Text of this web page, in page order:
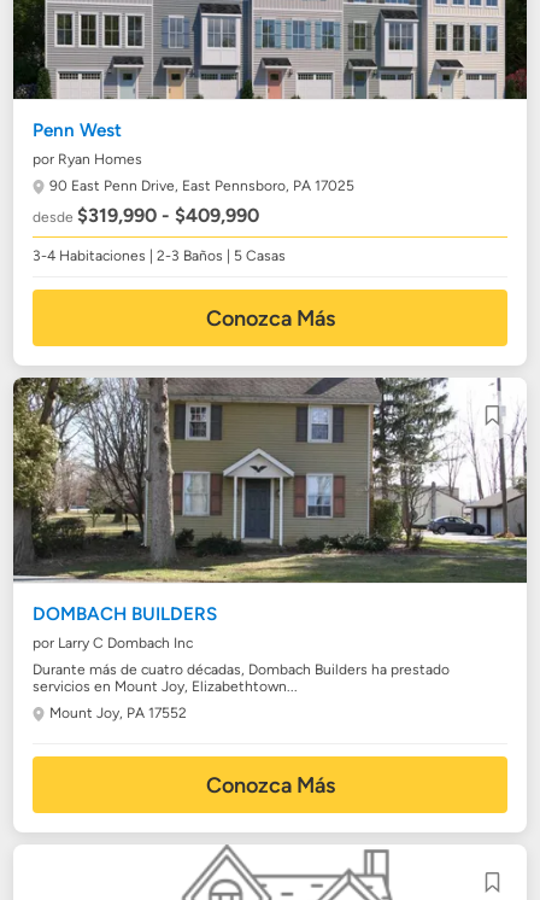
Penn West
por Ryan Homes
90 East Penn Drive, East Pennsboro, PA 17025
desde$319,990 - $409,990
3-4 Habitaciones | 2-3 Baños | 5 Casas
Conozca Más
DOMBACH BUILDERS
por Larry C Dombach Inc
Durante más de cuatro décadas, Dombach Builders ha prestado
servicios en Mount Joy, Elizabethtown...
Mount Joy, PA 17552
Conozca Más